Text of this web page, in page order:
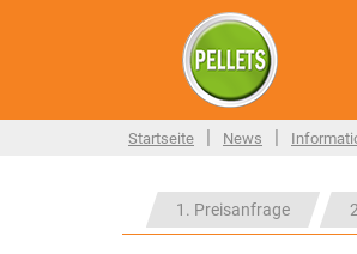
Startseite | News |
1. Preisanfrage